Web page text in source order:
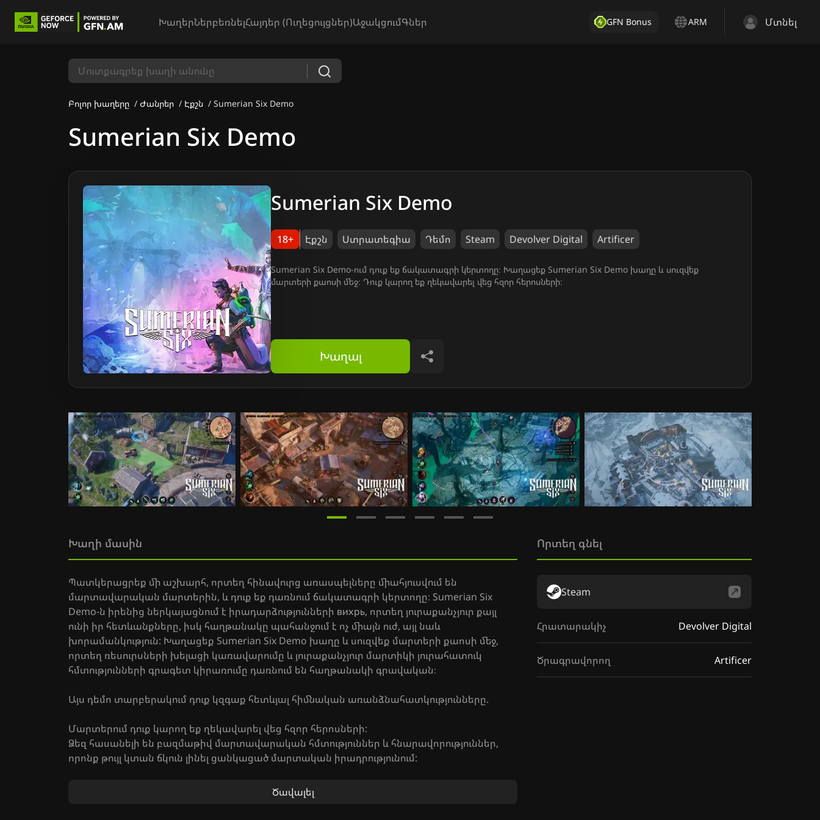
ԽաղերՆերբեռնելՀայդեր (Ուղեցույցներ)ԱջակցումԳներ GFN Bonus ARM Մտնել
Բոլոր խաղերը Ժանրեր Էքշն Sumerian Six Demo
Sumerian Six Demo
Sumerian Six Demo
18+ Էքշն Ստրատեգիա Դեմո Steam Devolver Digital Artificer
Sumerian Six Demo-ում դուք եք ճակատագրի կերտողը։ Խաղացեք Sumerian Six Demo խաղը և սուզվեք
մարտերի քաոսի մեջ։ Դուք կարող եք ղեկավարել վեց հզոր հերոսների։
Խաղալ Կիսվել
Խաղի մասին
Պատկերացրեք մի աշխարհ, որտեղ հինավուրց առասպելները միահյուսվում են
մարտավարական մարտերին, և դուք եք դառնում ճակատագրի կերտողը։ Sumerian Six
Demo-ն իրենից ներկայացնում է իրադարձությունների вихрь, որտեղ յուրաքանչյուր քայլ
ունի իր հետևանքները, իսկ հաղթանակը պահանջում է ոչ միայն ուժ, այլ նաև
խորամանկություն: Խաղացեք Sumerian Six Demo խաղը և սուզվեք մարտերի քաոսի մեջ,
որտեղ ռեսուրսների խելացի կառավարումը և յուրաքանչյուր մարտիկի յուրահատուկ
հմտությունների գրագետ կիրառումը դառնում են հաղթանակի գրավական։
Այս դեմո տարբերակում դուք կզգաք հետևյալ հիմնական առանձնահատկությունները.
Մարտերում դուք կարող եք ղեկավարել վեց հզոր հերոսների:
Ձեզ հասանելի են բազմաթիվ մարտավարական հմտություններ և հնարավորություններ,
որոնք թույլ կտան ճկուն լինել ցանկացած մարտական իրադրությունում:
դարձնելով ձեր խաղային փորձն առավել իրական։
Պատրաստվեք աննախադեպ մարտահրավերների և ապացուցեք, որ դուք արժանի եք
Ծավալել
Որտեղ գնել
Steam
Հրատարակիչ Devolver Digital
Ծրագրավորող Artificer